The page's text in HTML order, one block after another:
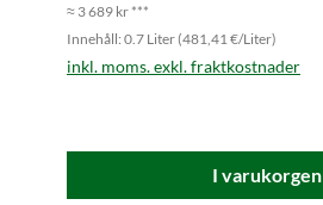
≈ 3 689 kr ***
Innehåll: 0.7 Liter (481,41 €/Liter)
inkl. moms. exkl. fraktkostnader
I varukorgen